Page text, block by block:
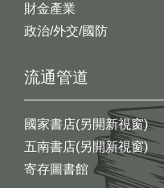
財金產業
政治/外交/國防
流通管道
國家書店(另開新視窗)
五南書店(另開新視窗)
寄存圖書館